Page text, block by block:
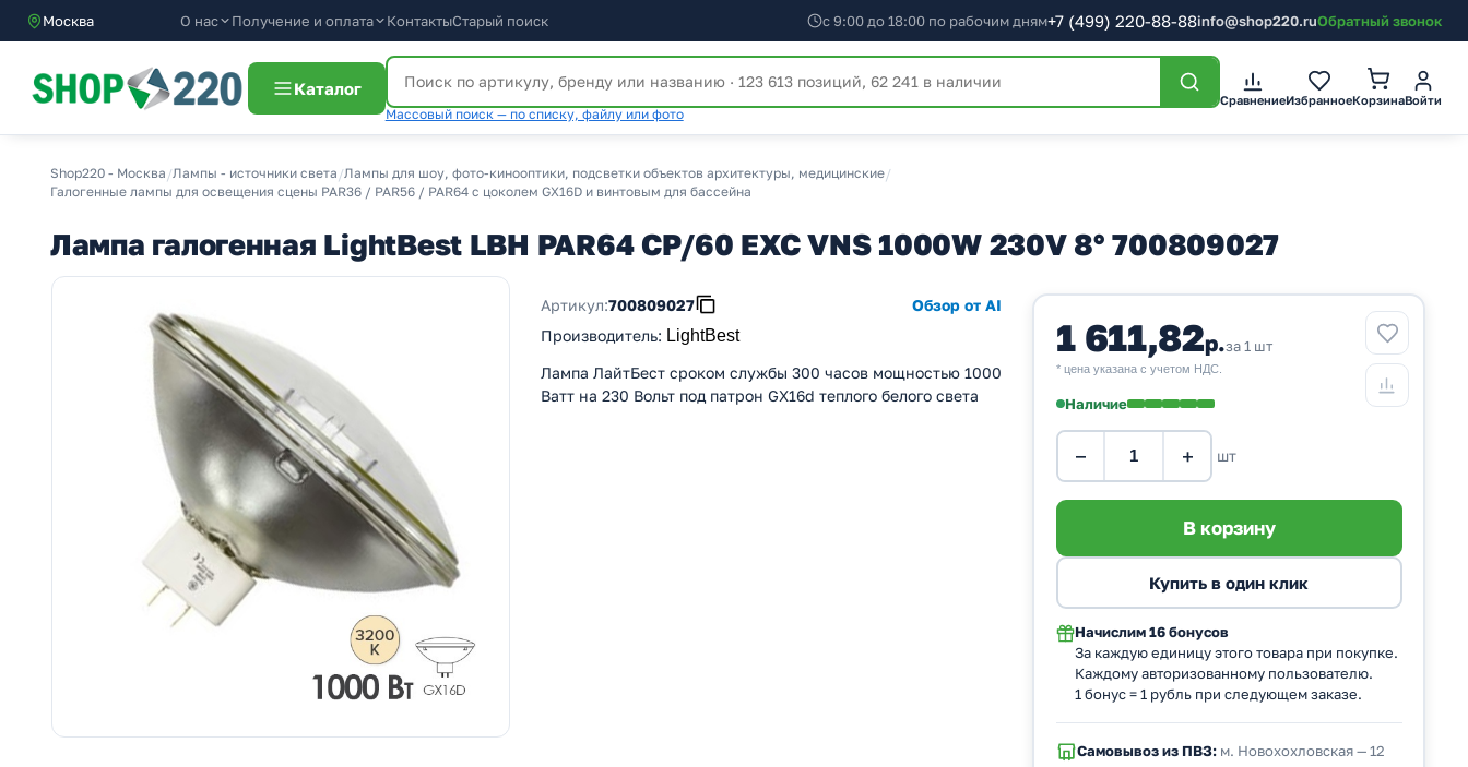
Москва О нас Получение и оплата КонтактыСтарый поиск с 9:00 до 18:00 по рабочим дням+7 (499) 220-88-88info@shop220.ruОбратный звонок
Каталог
Массовый поиск — по списку, файлу или фото
СравнениеИзбранноеКорзинаВойти
Shop220 - Москва /Лампы - источники света /Лампы для шоу, фото-кинооптики, подсветки объектов архитектуры, медицинские/
Галогенные лампы для освещения сцены PAR36 / PAR56 / PAR64 с цоколем GX16D и винтовым для бассейна
Лампа галогенная LightBest LBH PAR64 CP/60 EXC VNS 1000W 230V 8° 700809027
Артикул:700809027
Обзор от AI
Производитель: LightBest
Лампа ЛайтБест сроком службы 300 часов мощностью 1000
Ватт на 230 Вольт под патрон GX16d теплого белого света
1 611,82р.за 1 шт
* цена указана с учетом НДС.
Наличие
− + шт
Начислим 16 бонусов
За каждую единицу этого товара при покупке.
Каждому авторизованному пользователю.
1 бонус = 1 рубль при следующем заказе.
Самовывоз из ПВЗ:м. Новохохловская — 12